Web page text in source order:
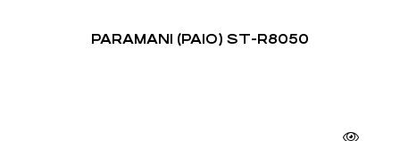
PARAMANI (PAIO) ST-R8050